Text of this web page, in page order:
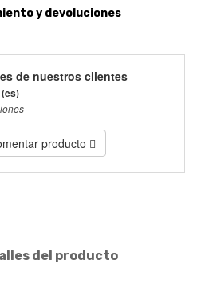
y devoluciones
de nuestros clientes
(es)
producto
del producto